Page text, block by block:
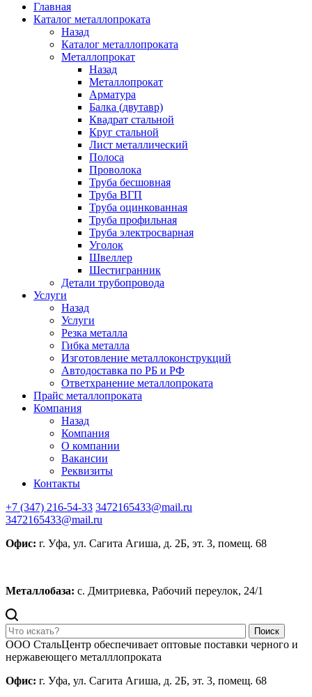
Главная
Каталог металлопроката
Назад
Каталог металлопроката
Металлопрокат
Назад
Металлопрокат
Арматура
Балка (двутавр)
Квадрат стальной
Круг стальной
Лист металлический
Полоса
Проволока
Труба бесшовная
Труба ВГП
Труба оцинкованная
Труба профильная
Труба электросварная
Уголок
Швеллер
Шестигранник
Детали трубопровода
Услуги
Назад
Услуги
Резка металла
Гибка металла
Изготовление металлоконструкций
Автодоставка по РБ и РФ
Ответхранение металлопроката
Прайс металлопроката
Компания
Назад
Компания
О компании
Вакансии
Реквизиты
Контакты
+7 (347) 216-54-33 3472165433@mail.ru
3472165433@mail.ru
Офис: г. Уфа, ул. Сагита Агиша, д. 2Б, эт. 3, помещ. 68
Металлобаза: с. Дмитриевка, Рабочий переулок, 24/1
Поиск
ООО СтальЦентр обеспечивает оптовые поставки черного и
нержавеющего металллопроката
Офис: г. Уфа, ул. Сагита Агиша, д. 2Б, эт. 3, помещ. 68